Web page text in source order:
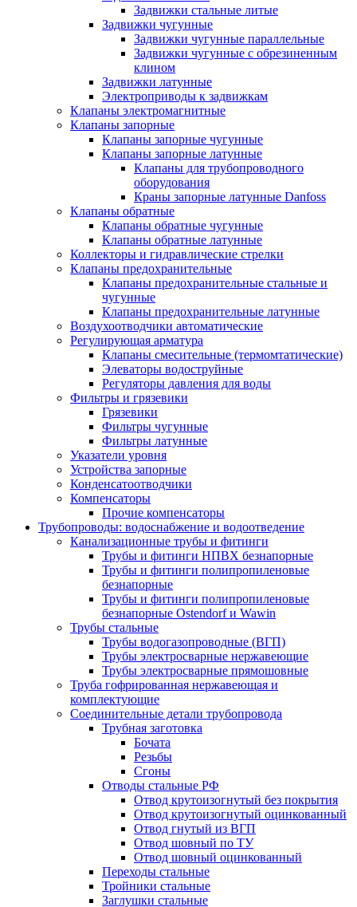
Задвижки стальные литые
Задвижки чугунные
Задвижки чугунные параллельные
Задвижки чугунные с обрезиненным
клином
Задвижки латунные
Электроприводы к задвижкам
Клапаны электромагнитные
Клапаны запорные
Клапаны запорные чугунные
Клапаны запорные латунные
Клапаны для трубопроводного
оборудования
Краны запорные латунные Danfoss
Клапаны обратные
Клапаны обратные чугунные
Клапаны обратные латунные
Коллекторы и гидравлические стрелки
Клапаны предохранительные
Клапаны предохранительные стальные и
чугунные
Клапаны предохранительные латунные
Воздухоотводчики автоматические
Регулирующая арматура
Клапаны смесительные (термомтатические)
Элеваторы водоструйные
Регуляторы давления для воды
Фильтры и грязевики
Грязевики
Фильтры чугунные
Фильтры латунные
Указатели уровня
Устройства запорные
Конденсатоотводчики
Компенсаторы
Прочие компенсаторы
Трубопроводы: водоснабжение и водоотведение
Канализационные трубы и фитинги
Трубы и фитинги НПВХ безнапорные
Трубы и фитинги полипропиленовые
безнапорные
Трубы и фитинги полипропиленовые
безнапорные Ostendorf и Wawin
Трубы стальные
Трубы водогазопроводные (ВГП)
Трубы электросварные нержавеющие
Трубы электросварные прямошовные
Труба гофрированная нержавеющая и
комплектующие
Соединительные детали трубопровода
Трубная заготовка
Бочата
Резьбы
Сгоны
Отводы стальные РФ
Отвод крутоизогнутый без покрытия
Отвод крутоизогнутый оцинкованный
Отвод гнутый из ВГП
Отвод шовный по ТУ
Отвод шовный оцинкованный
Переходы стальные
Тройники стальные
Заглушки стальные